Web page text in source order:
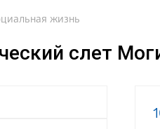
жизнь
слет